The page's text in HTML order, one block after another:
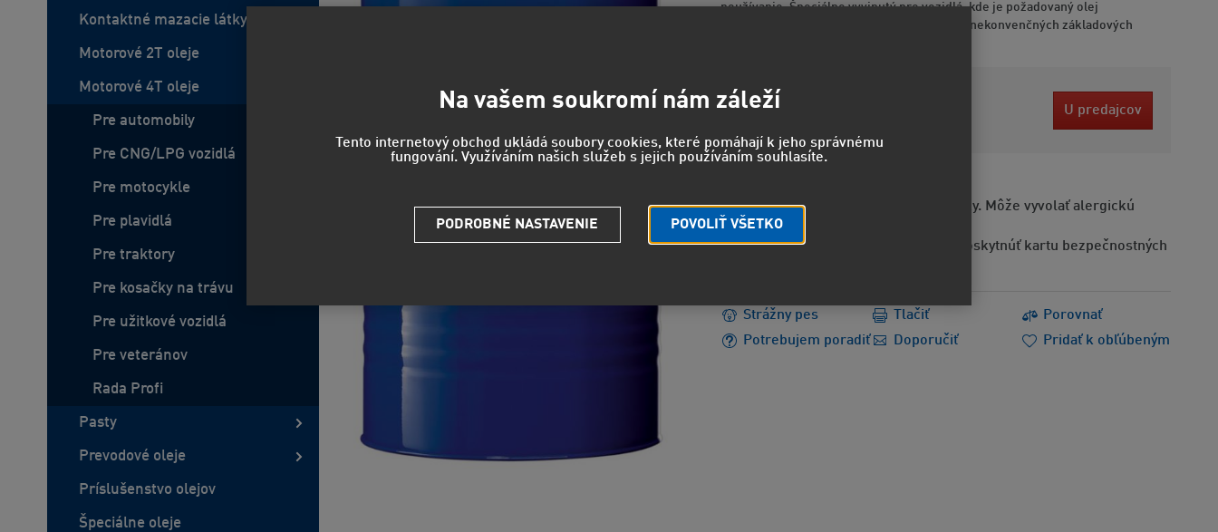
Kontaktné mazacie látky
Motorové 2T oleje
Motorové 4T oleje
Pre automobily
Pre CNG/LPG vozidlá
Pre motocykle
Pre plavidlá
Pre traktory
Pre kosačky na trávu
Pre užitkové vozidlá
Pre veteránov
Rada Profi
Pasty
Prevodové oleje
Príslušenstvo olejov
Špeciálne oleje
používanie. Špeciálne vyvinutý pre vozidlá, kde je požadovaný olej
špecifikácie ACEA A1 alebo B1. Kombinácia nekonvenčných základových
1 919 EUR U predajcov
EUH208 - Obsahuje alergénne látky. Môže vyvolať alergickú
reakciu.
EUH210 - Na požiadanie možno poskytnúť kartu bezpečnostných
Strážny pes
Porovnať
Potrebujem poradiť
Doporučiť
Tlačiť
Pridať k obľúbeným
Na vašem soukromí nám záleží
Tento internetový obchod ukládá soubory cookies, které pomáhají k jeho správnému
fungování. Využíváním našich služeb s jejich používáním souhlasíte.
POVOLIŤ VŠETKO
PODROBNÉ NASTAVENIE